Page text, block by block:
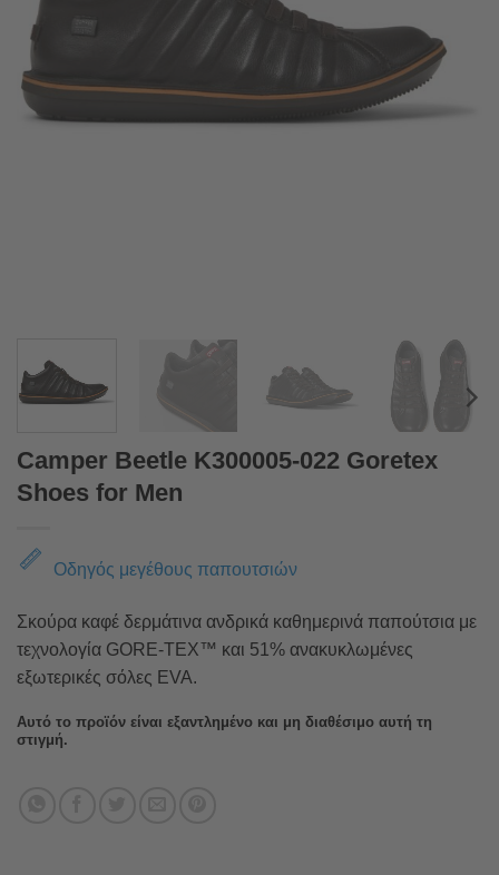
Camper Beetle K300005-022 Goretex
Shoes for Men
Οδηγός μεγέθους παπουτσιών
Σκούρα καφέ δερμάτινα ανδρικά καθημερινά παπούτσια με
τεχνολογία GORE-TEX™ και 51% ανακυκλωμένες
εξωτερικές σόλες EVA.
Αυτό το προϊόν είναι εξαντλημένο και μη διαθέσιμο αυτή τη
στιγμή.